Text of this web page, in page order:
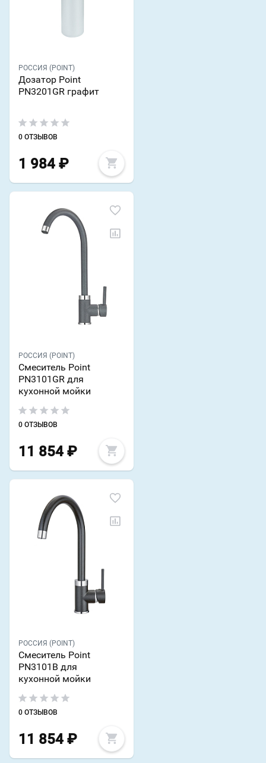
РОССИЯ (POINT)
Дозатор Point
PN3201GR графит
0 ОТЗЫВОВ
1 984 ₽
РОССИЯ (POINT)
Смеситель Point
PN3101GR для
кухонной мойки
0 ОТЗЫВОВ
11 854 ₽
РОССИЯ (POINT)
Смеситель Point
PN3101B для
кухонной мойки
0 ОТЗЫВОВ
11 854 ₽